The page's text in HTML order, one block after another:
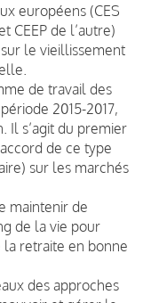
européens (CES
CEEP de l’autre)
le vieillissement
de travail des
2015-2017,
Il s’agit du premier
de ce type
sur les marchés
maintenir de
de la vie pour
la retraite en bonne
des approches